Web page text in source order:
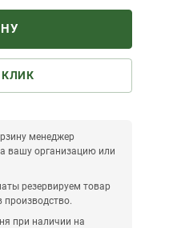
КЛИК
менеджер
вашу организацию или
резервируем товар
производство.
при наличии на